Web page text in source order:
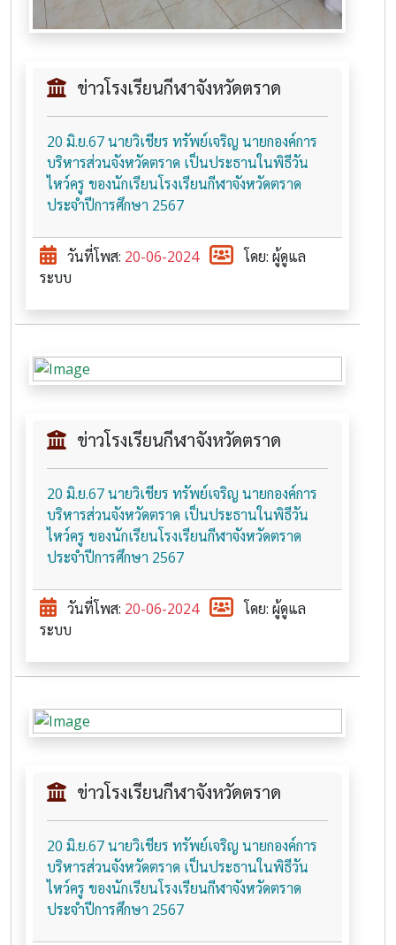
ข่าวโรงเรียนกีฬาจังหวัดตราด
20 มิ.ย.67 นายวิเชียร ทรัพย์เจริญ นายกองค์การ
บริหารส่วนจังหวัดตราด เป็นประธานในพิธีวัน
ไหว์ครู ของนักเรียนโรงเรียนกีฬาจังหวัดตราด
ประจำปีการศึกษา 2567
วันที่โพส: 20-06-2024
โดย: ผู้ดูแล
ระบบ
ข่าวโรงเรียนกีฬาจังหวัดตราด
20 มิ.ย.67 นายวิเชียร ทรัพย์เจริญ นายกองค์การ
บริหารส่วนจังหวัดตราด เป็นประธานในพิธีวัน
ไหว์ครู ของนักเรียนโรงเรียนกีฬาจังหวัดตราด
ประจำปีการศึกษา 2567
วันที่โพส: 20-06-2024
โดย: ผู้ดูแล
ระบบ
ข่าวโรงเรียนกีฬาจังหวัดตราด
20 มิ.ย.67 นายวิเชียร ทรัพย์เจริญ นายกองค์การ
บริหารส่วนจังหวัดตราด เป็นประธานในพิธีวัน
ไหว์ครู ของนักเรียนโรงเรียนกีฬาจังหวัดตราด
ประจำปีการศึกษา 2567